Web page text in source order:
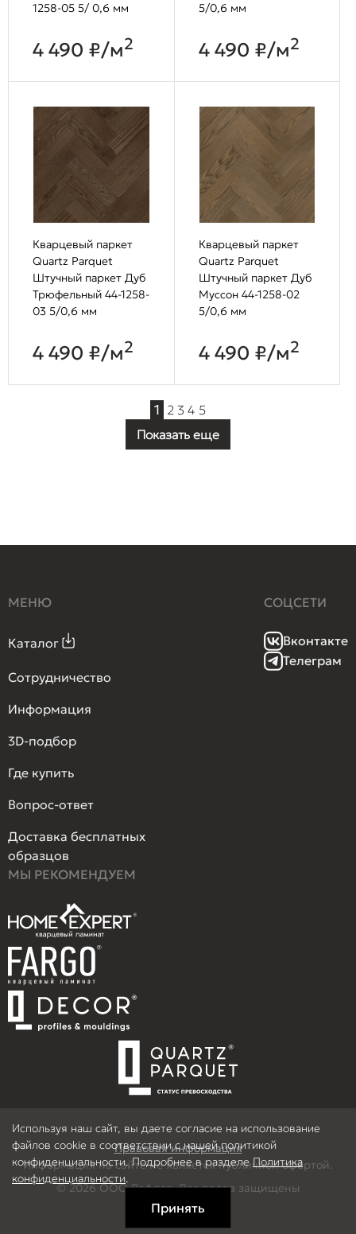
1258-05 5/ 0,6 мм
4 490 ₽/м2
5/0,6 мм
4 490 ₽/м2
Кварцевый паркет
Quartz Parquet
Штучный паркет Дуб
Трюфельный 44-1258-
03 5/0,6 мм
4 490 ₽/м2
Кварцевый паркет
Quartz Parquet
Штучный паркет Дуб
Муссон 44-1258-02
5/0,6 мм
4 490 ₽/м2
1 2 3 4 5
Показать еще
Правовая информация
Информация на сайте не является публичной офертой.
© 2026 ООО Рефлор, Все права защищены
МЕНЮ
Каталог
Сотрудничество
Информация
3D-подбор
Где купить
Вопрос-ответ
Доставка бесплатных
образцов
СОЦСЕТИ
Вконтакте
Телеграм
МЫ РЕКОМЕНДУЕМ
Используя наш сайт, вы даете согласие на использование
файлов cookie в соответствии с нашей политикой
конфиденциальности. Подробнее в разделеПолитика
конфиденциальности.
Принять